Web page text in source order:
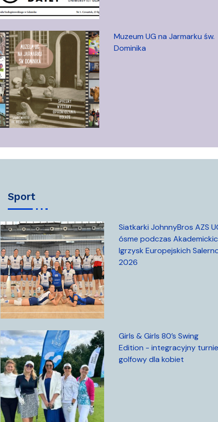
Muzeum UG na Jarmarku św.
Dominika
sport
Siatkarki JohnnyBros AZS
ósme podczas
Igrzysk Europejskich
2026
Girls & Girls 80’s Swing
Edition - integracyjny
golfowy dla kobiet